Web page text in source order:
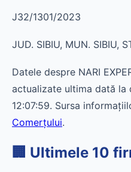
J32/1301/2023
JUD. SIBIU, MUN. SIBIU,
Datele despre NARI
actualizate ultima dată
12:07:59. Sursa
Comerțului.
🏢 Ultimele 10